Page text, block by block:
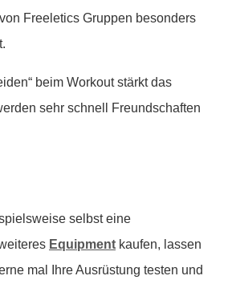
Freeletics Gruppen besonders
beim Workout stärkt das
sehr schnell Freundschaften
selbst eine
Equipment kaufen, lassen
mal Ihre Ausrüstung testen und